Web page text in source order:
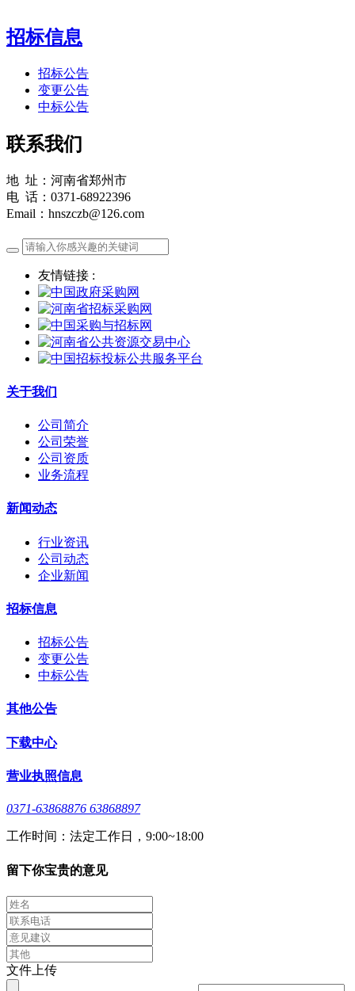
招标信息
招标公告
变更公告
中标公告
联系我们
地 址：河南省郑州市
电 话：0371-68922396
Email：hnszczb@126.com
友情链接 :
关于我们
公司简介
公司荣誉
公司资质
业务流程
新闻动态
行业资讯
公司动态
企业新闻
招标信息
招标公告
变更公告
中标公告
其他公告
下载中心
营业执照信息
0371-63868876 63868897
工作时间：法定工作日，9:00~18:00
留下你宝贵的意见
文件上传